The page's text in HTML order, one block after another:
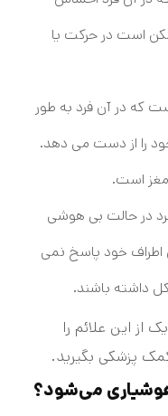
است در حرکت یا
که در آن فرد به طور
را از دست می دهد.
است.
در حالت بی هوشی
اطراف خود پاسخ نمی
داشته باشند.
این علائم را
پزشکی بگیرید.
می‌شود؟